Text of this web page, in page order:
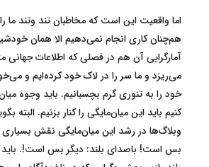
اما واقعیت این است که مخاطبان تند وتند ما
هم‌چنان کاری انجام نمی‌دهیم الا همان
آمارگرایی آن هم در فصلی که اطلاعات جهانی
می‌ریزد و ما سر را در لاک خود کرده‌ایم و
خود را به تنوری گرم بچسبانیم. باید وجوه
کنیم باید این میان‌مایگی را کنار بزنیم. البته
وبلاگ‌ها در رشد این میان‌مایگی نقش بسیاری
بس است! باصدای بلند: دیگر بس است!. باید